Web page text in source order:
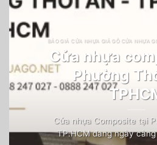
BÁO GIÁ CỬA NHỰA GIẢ GỖ CỬA NHỰA
Cửa nhựa
Phường
Cửa nhựa Composite tại
TP.HCM đang ngày